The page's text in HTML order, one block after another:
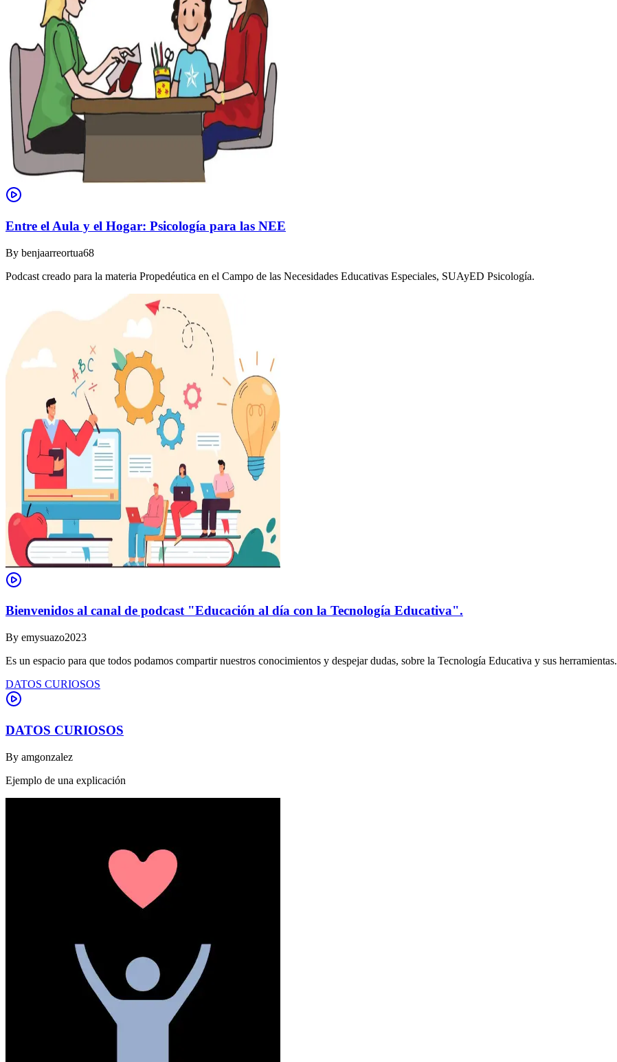
Entre el Aula y el Hogar: Psicología para las NEE
By benjaarreortua68
Podcast creado para la materia Propedéutica en el Campo de las Necesidades Educativas Especiales, SUAyED Psicología.
Bienvenidos al canal de podcast "Educación al día con la Tecnología Educativa".
By emysuazo2023
Es un espacio para que todos podamos compartir nuestros conocimientos y despejar dudas, sobre la Tecnología Educativa y sus herramientas.
DATOS CURIOSOS
DATOS CURIOSOS
By amgonzalez
Ejemplo de una explicación